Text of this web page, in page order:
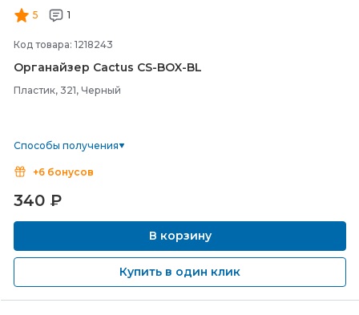
5 1
Код товара: 1218243
Органайзер Cactus CS-BOX-BL
Пластик, 321, Черный
Способы получения
+6 бонусов
340 ₽
В корзину
Купить в один клик